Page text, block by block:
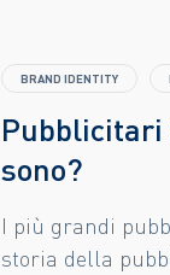
BRAND IDENTITY
Pubblicitari
sono?
I più grandi
storia della